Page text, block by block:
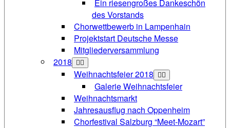
Ein riesengroßes Dankeschön
des Vorstands
Chorwettbewerb in Lampenhain
Projektstart Deutsche Messe
Mitgliederversammlung
2018
Weihnachtsfeier 2018
Galerie Weihnachtsfeier
Weihnachtsmarkt
Jahresausflug nach Oppenheim
Chorfestival Salzburg “Meet-Mozart”